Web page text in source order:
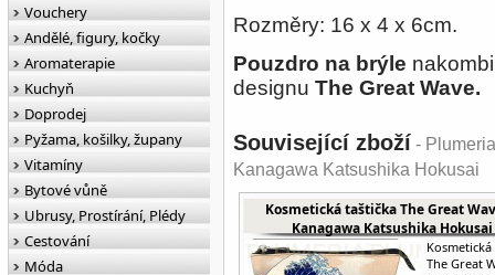
Rozměry: 16 x 4 x 6cm.
Pouzdro na brýle
designu The Great Wave.
Související zboží -
Kanagawa Katsushika Hokusai
Kosmetická taštička The Great
Kanagawa Katsushika Hokusai
The Great
Vouchery
Andělé, figury, kočky
Aromaterapie
Kuchyň
Doprodej
Pyžama, košilky, župany
Vitamíny
Bytové vůně
Ubrusy, Prostírání, Plédy
Cestování
Móda